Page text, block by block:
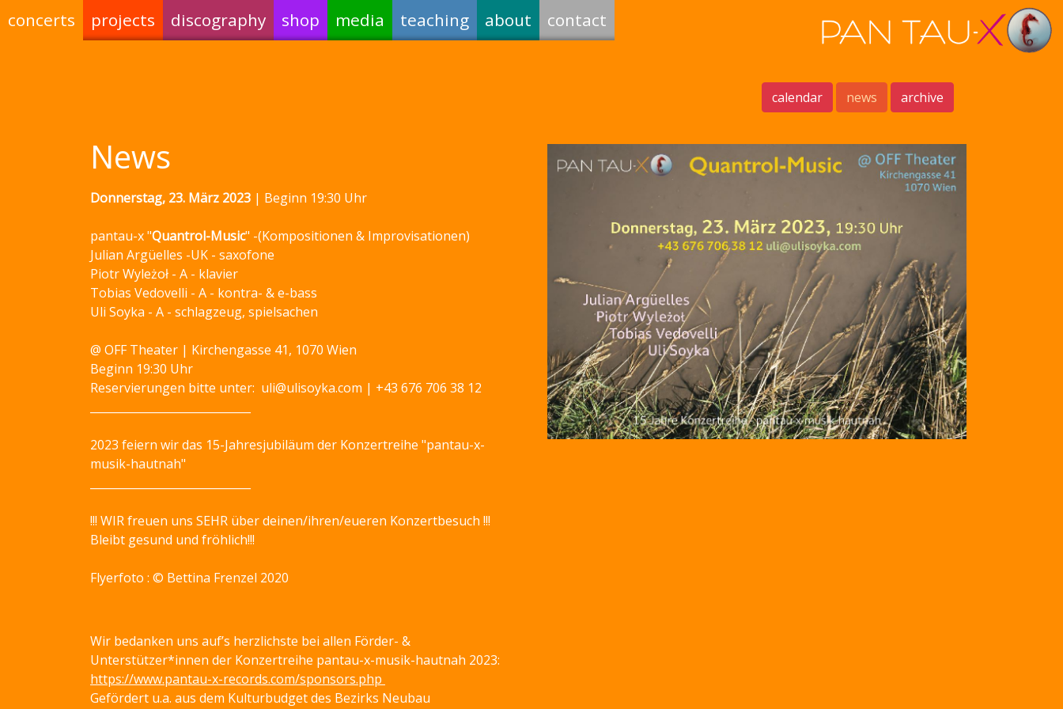
concerts projects discography shop media teaching about contact
calendar news archive
News
Donnerstag, 23. März 2023 | Beginn 19:30 Uhr
pantau-x "Quantrol-Music" -(Kompositionen & Improvisationen)
Julian Argüelles -UK - saxofone
Piotr Wyleżoł - A - klavier
Tobias Vedovelli - A - kontra- & e-bass
Uli Soyka - A - schlagzeug, spielsachen
@ OFF Theater | Kirchengasse 41, 1070 Wien
Beginn 19:30 Uhr
Reservierungen bitte unter: uli@ulisoyka.com | +43 676 706 38 12
2023 feiern wir das 15-Jahresjubiläum der Konzertreihe "pantau-x-
musik-hautnah"
!!! WIR freuen uns SEHR über deinen/ihren/eueren Konzertbesuch !!!
Bleibt gesund und fröhlich!!!
Flyerfoto : © Bettina Frenzel 2020
Wir bedanken uns auf’s herzlichste bei allen Förder- &
Unterstützer*innen der Konzertreihe pantau-x-musik-hautnah 2023:
https://www.pantau-x-records.com/sponsors.php
Gefördert u.a. aus dem Kulturbudget des Bezirks Neubau